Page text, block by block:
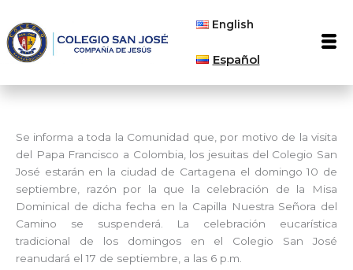
contenido
English
Español
Se informa a toda la Comunidad que, por motivo de la visita
del Papa Francisco a Colombia, los jesuitas del Colegio San
José estarán en la ciudad de Cartagena el domingo 10 de
septiembre, razón por la que la celebración de la Misa
Dominical de dicha fecha en la Capilla Nuestra Señora del
Camino se suspenderá. La celebración eucarística
tradicional de los domingos en el Colegio San José
reanudará el 17 de septiembre, a las 6 p.m.